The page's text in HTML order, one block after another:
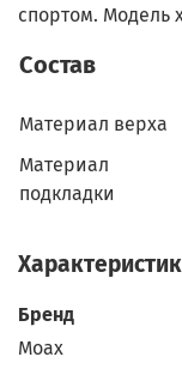
спортом. Модель
Состав
Материал верха
Материал
подкладки
Бренд
Moax